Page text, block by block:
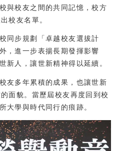
與校友之間的共同記憶，校方
校友名單。
步規劃「卓越校友選拔計
，進一步表揚長期發揮影響
新人，讓世新精神得以延續。
多年累積的成果，也讓世新
面貌。當歷屆校友再度回到校
大學與時代同行的痕跡。